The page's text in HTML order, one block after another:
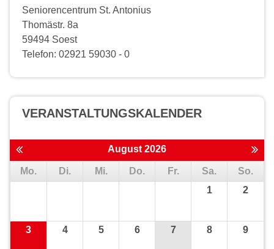
Seniorencentrum St. Antonius
Thomästr. 8a
59494 Soest
Telefon: 02921 59030 - 0
VERANSTALTUNGS­KALENDER
August 2026
Mo. Di. Mi. Do. Fr. Sa.
So.
1
2
3 4 5 6 7 8 9